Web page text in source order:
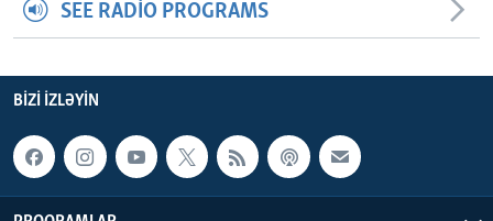
SEE RADIO PROGRAMS
BIZI IZLƏYIN